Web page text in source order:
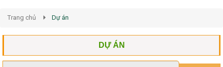
Trang chủ Dự án
DỰ ÁN